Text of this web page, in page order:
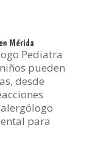
Mérida
Pediatra
pueden
desde
para